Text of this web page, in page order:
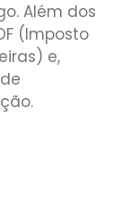
Além dos
(Imposto
e,